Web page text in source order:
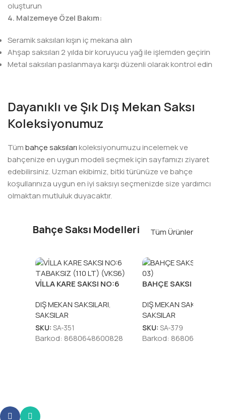
oluşturun
4. Malzemeye Özel Bakım:
Seramik saksıları kışın iç mekana alın
Ahşap saksıları 2 yılda bir koruyucu yağ ile işlemden geçirin
Metal saksıları paslanmaya karşı düzenli olarak kontrol edin
Dayanıklı ve Şık Dış Mekan Saksı
Koleksiyonumuz
Tümbahçe saksılarıkoleksiyonumuzu incelemek ve
bahçenize en uygun modeli seçmek için sayfamızı ziyaret
edebilirsiniz. Uzman ekibimiz, bitki türünüze ve bahçe
koşullarınıza uygun en iyi saksıyı seçmenizde size yardımcı
olmaktan mutluluk duyacaktır.
Bahçe Saksı Modelleri Tüm Ürünler
VİLLA KARE SAKSI NO:6
DIŞ MEKAN SAKSILARI,
SAKSILAR
SKU: SA-351
Barkod: 8680648600828
BAHÇE SAKSI AYAKLI
DIŞ MEKAN SAKSILARI
SAKSILAR
SKU: SA-379
Barkod: